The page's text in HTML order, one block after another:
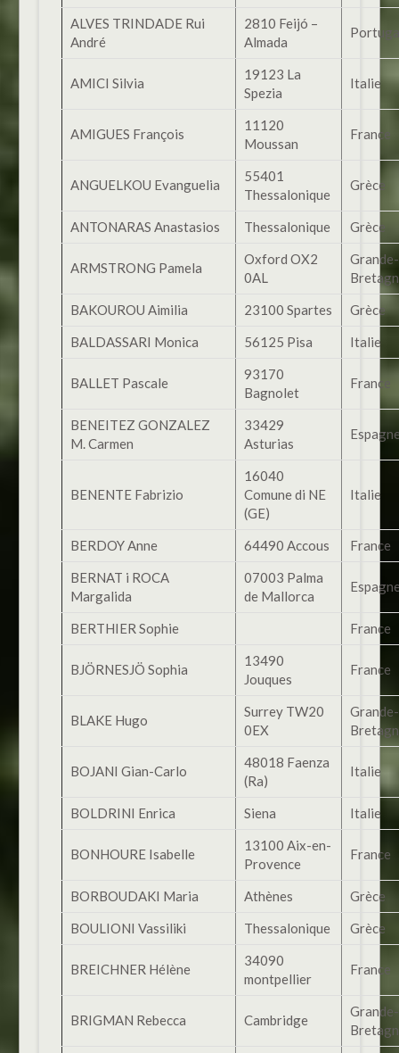
ALVES TRINDADE Rui
André
2810 Feijó –
Almada
AMICI Silvia
19123 La
Spezia
Italie
AMIGUES François
11120
Moussan
France
ANGUELKOU Evanguelia
55401
Thessalonique
Grèce
ANTONARAS Anastasios Thessalonique Grèce
ARMSTRONG Pamela
Oxford OX2
0AL
Grande-
BAKOUROU Aimilia
23100 Spartes
Grèce
BALDASSARI Monica
56125 Pisa Italie
BALLET Pascale
93170
Bagnolet
France
BENEITEZ GONZALEZ
M. Carmen
33429
Asturias
BENENTE Fabrizio
16040
Comune di NE
(GE)
Italie
BERDOY Anne 64490 Accous
France
BERNAT i ROCA
Margalida
07003 Palma
de Mallorca
BERTHIER Sophie France
BJÖRNESJÖ Sophia
13490
Jouques
France
BLAKE Hugo
Surrey TW20
0EX
Grande-
BOJANI Gian-Carlo
48018 Faenza
(Ra)
Italie
BOLDRINI Enrica Siena Italie
BONHOURE Isabelle
13100 Aix-en-
Provence
France
BORBOUDAKI Maria Athènes
Grèce
BOULIONI Vassiliki
Thessalonique Grèce
BREICHNER Hélène
34090
montpellier
France
BRIGMAN Rebecca Cambridge
Grande-